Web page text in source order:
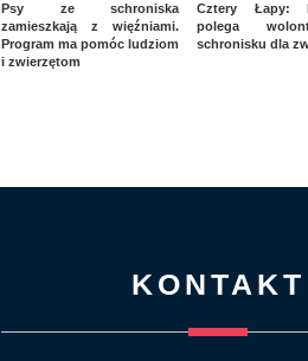
Psy ze schroniska
zamieszkają z więźniami.
Program ma pomóc ludziom
i zwierzętom
Cztery Łapy:
polega
schronisku dla
KONTAKT